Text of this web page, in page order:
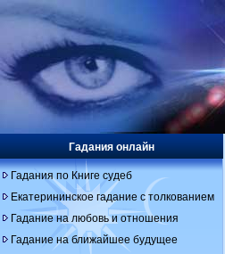
Гадания онлайн
Гадания по Книге судеб
Екатерининское гадание с толкованием
Гадание на любовь и отношения
Гадание на ближайшее будущее